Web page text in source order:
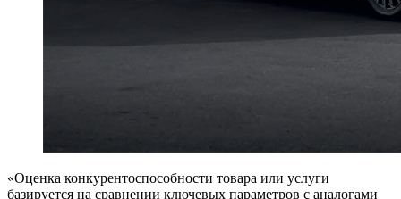
«Оценка конкурентоспособности товара или услуги
базируется на сравнении ключевых параметров с аналогами